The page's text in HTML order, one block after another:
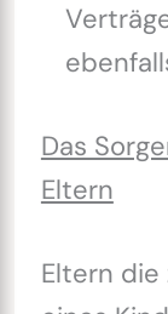
Das
Eltern
Eltern